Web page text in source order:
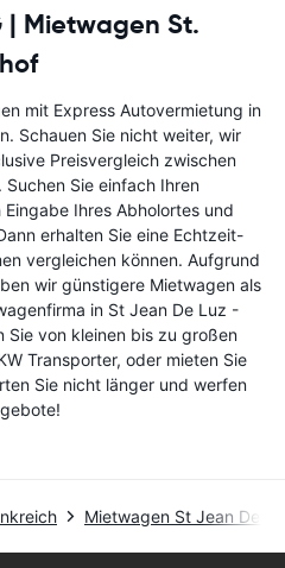
| Mietwagen St.
mit Express Autovermietung in
Schauen Sie nicht weiter, wir
Preisvergleich zwischen
Sie einfach Ihren
Ihres Abholortes und
erhalten Sie eine Echtzeit-
vergleichen können. Aufgrund
wir günstigere Mietwagen als
in St Jean De Luz -
Sie von kleinen bis zu großen
Transporter, oder mieten Sie
Sie nicht länger und werfen
Mietwagen St Jean De